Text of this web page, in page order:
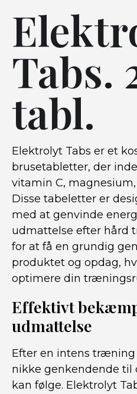
Tabs.
tabl.
Elektrolyt Tabs er et
brusetabletter, der
vitamin C,
Disse tabeletter er
med at genvinde
udmattelse efter hård
for at få en grundig
produktet og opdag,
optimere din
Effektivt
udmattelse
Efter en intens træning
nikke genkendende til
kan følge. Elektrolyt